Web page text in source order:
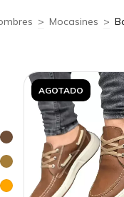
> Mocasines >
AGOTADO